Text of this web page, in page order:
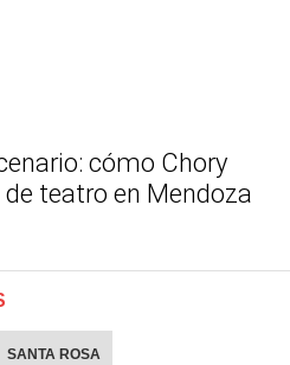
cómo Chory
teatro en Mendoza
SANTA ROSA